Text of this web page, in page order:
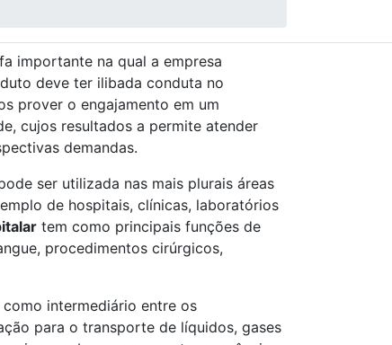
importante na qual a empresa
deve ter ilibada conduta no
prover o engajamento em um
cujos resultados a permite atender
demandas.
ser utilizada nas mais plurais áreas
de hospitais, clínicas, laboratórios
tem como principais funções de
procedimentos cirúrgicos,
intermediário entre os
para o transporte de líquidos, gases